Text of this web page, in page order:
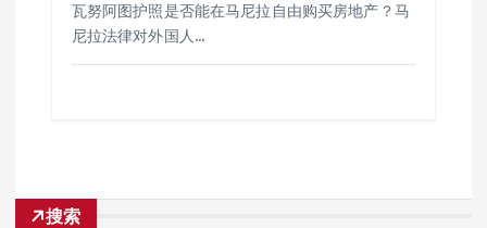
瓦努阿图护照是否能在马尼拉自由购买房地产？马
尼拉法律对外国人…
搜索